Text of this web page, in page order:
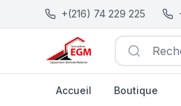
+(216) 74 229 225
Accueil Boutique